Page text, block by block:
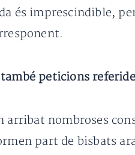
és imprescindible,
peticions
arribat nombroses
part de bisbats